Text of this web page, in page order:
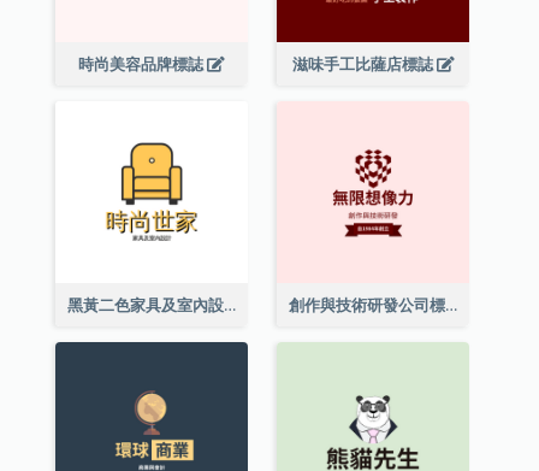
時尚美容品牌標誌 滋味手工比薩店標誌
黑黃二色家具及室內設計標誌 創作與技術研發公司標誌